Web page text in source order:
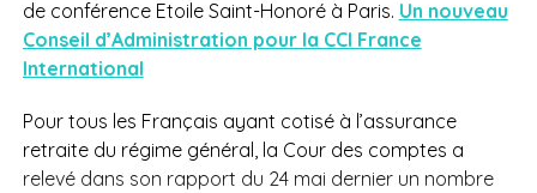
de conférence Etoile Saint-Honoré à Paris. Un nouveau
Conseil d’Administration pour la CCI France
International
Pour tous les Français ayant cotisé à l’assurance
retraite du régime général, la Cour des comptes a
relevé dans son rapport du 24 mai dernier un nombre